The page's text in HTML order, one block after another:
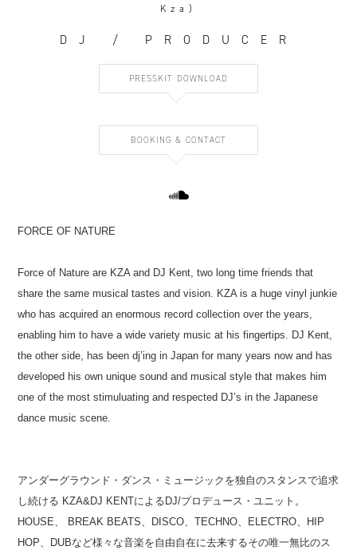
Kza)
DJ / PRODUCER
PRESSKIT DOWNLOAD
BOOKING & CONTACT
FORCE OF NATURE
Force of Nature are KZA and DJ Kent, two long time friends that
share the same musical tastes and vision. KZA is a huge vinyl junkie
who has acquired an enormous record collection over the years,
enabling him to have a wide variety music at his fingertips. DJ Kent,
the other side, has been dj’ing in Japan for many years now and has
developed his own unique sound and musical style that makes him
one of the most stimuluating and respected DJ’s in the Japanese
dance music scene.
アンダーグラウンド・ダンス・ミュージックを独自のスタンスで追求
し続ける KZA&DJ KENTによるDJ/プロデュース・ユニット。
HOUSE、 BREAK BEATS、DISCO、TECHNO、ELECTRO、HIP
HOP、DUBなど様々な音楽を自由自在に去来するその唯一無比のス